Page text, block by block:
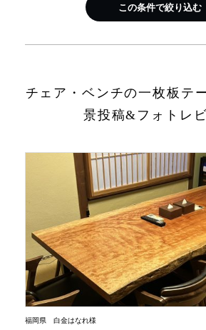
納品事例
MOKUBA CHANNEL
よくあるご質問
お問い合わせ
この条件で絞り込む
チェア・ベンチの一枚板テ
景投稿&フォトレ
福岡県 白金はなれ様